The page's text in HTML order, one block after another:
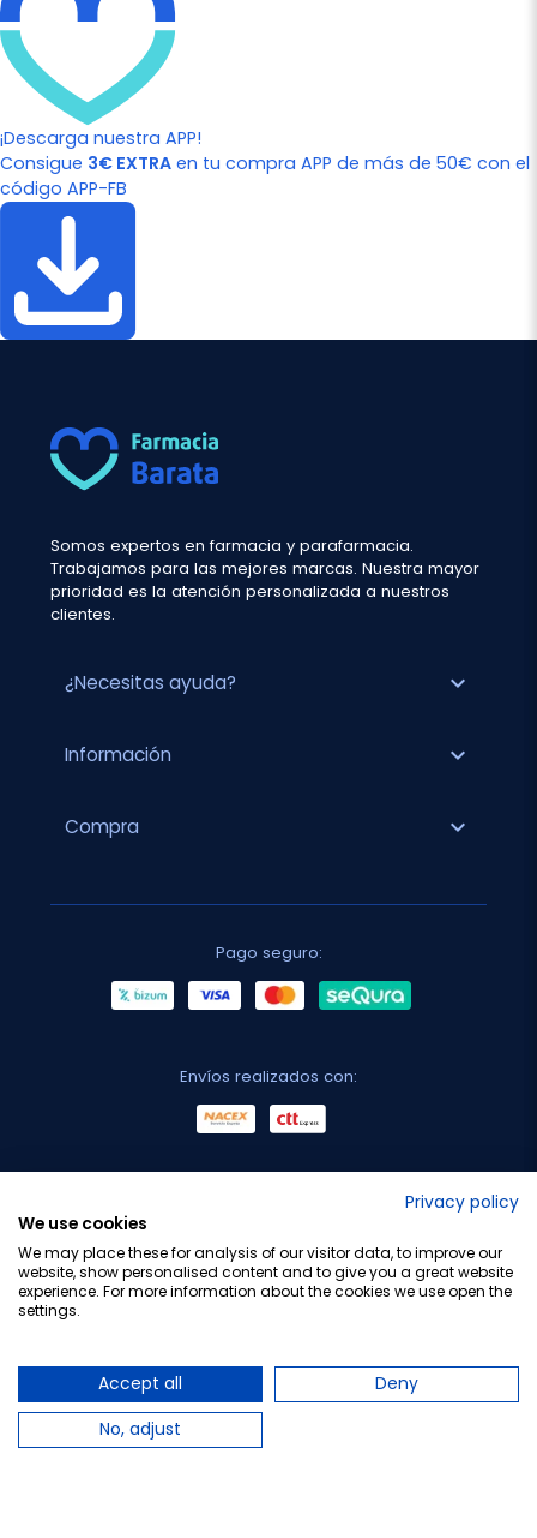
¡Descarga nuestra APP!
Consigue 3€ EXTRA en tu compra APP de más de 50€ con el
código APP-FB
Somos expertos en farmacia y parafarmacia.
Trabajamos para las mejores marcas. Nuestra mayor
prioridad es la atención personalizada a nuestros
clientes.
¿Necesitas ayuda? expand_more
Información expand_more
Compra expand_more
Pago seguro:
Envíos realizados con:
Privacy policy
We use cookies
We may place these for analysis of our visitor data, to improve our
website, show personalised content and to give you a great website
experience. For more information about the cookies we use open the
settings.
Accept all
Deny
No, adjust